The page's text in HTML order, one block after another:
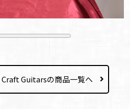
Guitarsの商品一覧へ